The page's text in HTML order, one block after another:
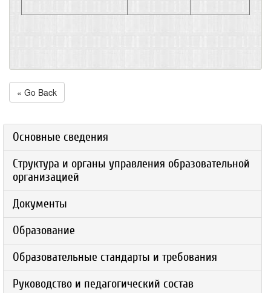
« Go Back
Основные сведения
Структура и органы управления образовательной
организацией
Документы
Образование
Образовательные стандарты и требования
Руководство и педагогический состав